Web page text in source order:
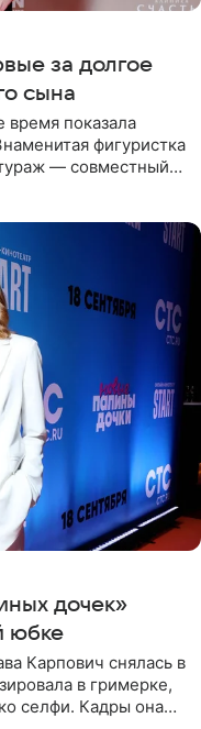
за долгое
сына
время показала
фигуристка
— совместный
дочек»
юбке
Карпович снялась в
в гримерке,
селфи. Кадры она